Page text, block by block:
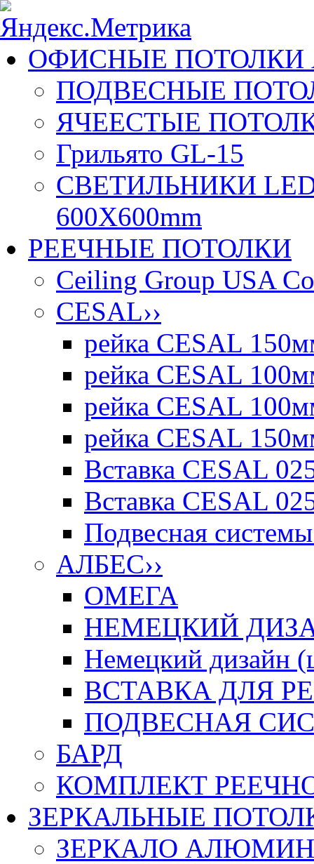
ОФИСНЫЕ ПОТОЛКИ
ПОДВЕСНЫЕ
ЯЧЕЕСТЫЕ
Грильято GL-15
СВЕТИЛЬНИКИ
600X600mm
РЕЕЧНЫЕ ПОТОЛКИ
Ceiling Group USA
CESAL››
рейка CESAL
рейка CESAL
рейка CESAL
рейка CESAL
Вставка CESAL
Вставка CESAL
Подвесная
АЛБЕС››
ОМЕГА
НЕМЕЦКИЙ
Немецкий дизайн
ВСТАВКА ДЛЯ
ПОДВЕСНАЯ
БАРД
КОМПЛЕКТ
ЗЕРКАЛЬНЫЕ
ЗЕРКАЛО